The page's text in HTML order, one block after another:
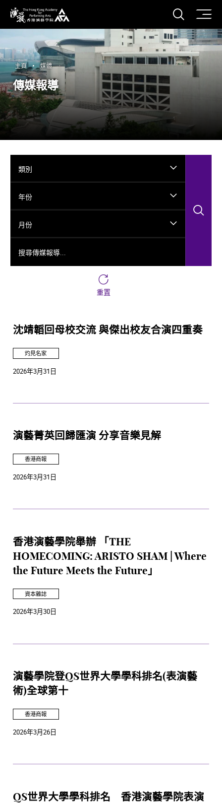
香港演藝學院
打開
主頁 媒體
傳媒報導
類別
年份
月份
重置
沈靖韜回母校交流 與傑出校友合演四重奏
灼見名家
2026年3月31日
演藝菁英回歸匯演 分享音樂見解
香港商報
2026年3月31日
香港演藝學院舉辦 「THE
HOMECOMING: ARISTO SHAM | Where
the Future Meets the Future」
資本雜誌
2026年3月30日
演藝學院登QS世界大學學科排名(表演藝
術)全球第十
香港商報
2026年3月26日
QS世界大學學科排名 香港演藝學院表演